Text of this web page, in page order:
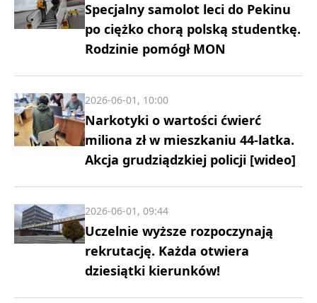
Specjalny samolot leci do Pekinu
po ciężko chorą polską studentkę.
Rodzinie pomógł MON
Narkotyki o wartości ćwierć
miliona zł w mieszkaniu 44-latka.
Akcja grudziądzkiej policji [wideo]
2026-06-01, 10:00
Uczelnie wyższe rozpoczynają
rekrutację. Każda otwiera
dziesiątki kierunków!
2026-06-01, 09:44